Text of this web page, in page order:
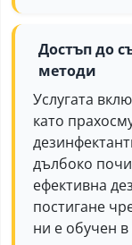
Достъп до
методи
Услугата
като
дълбоко
ефективна
постигане
ни е обучен